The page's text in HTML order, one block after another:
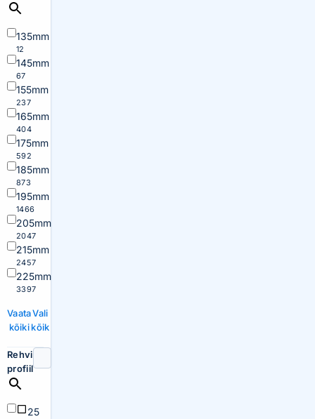
135mm
12
145mm
67
155mm
237
165mm
404
175mm
592
185mm
873
195mm
1466
205mm
2047
215mm
2457
225mm
3397
Vaata
kõiki
Vali
kõik
Rehvi
profiil
25